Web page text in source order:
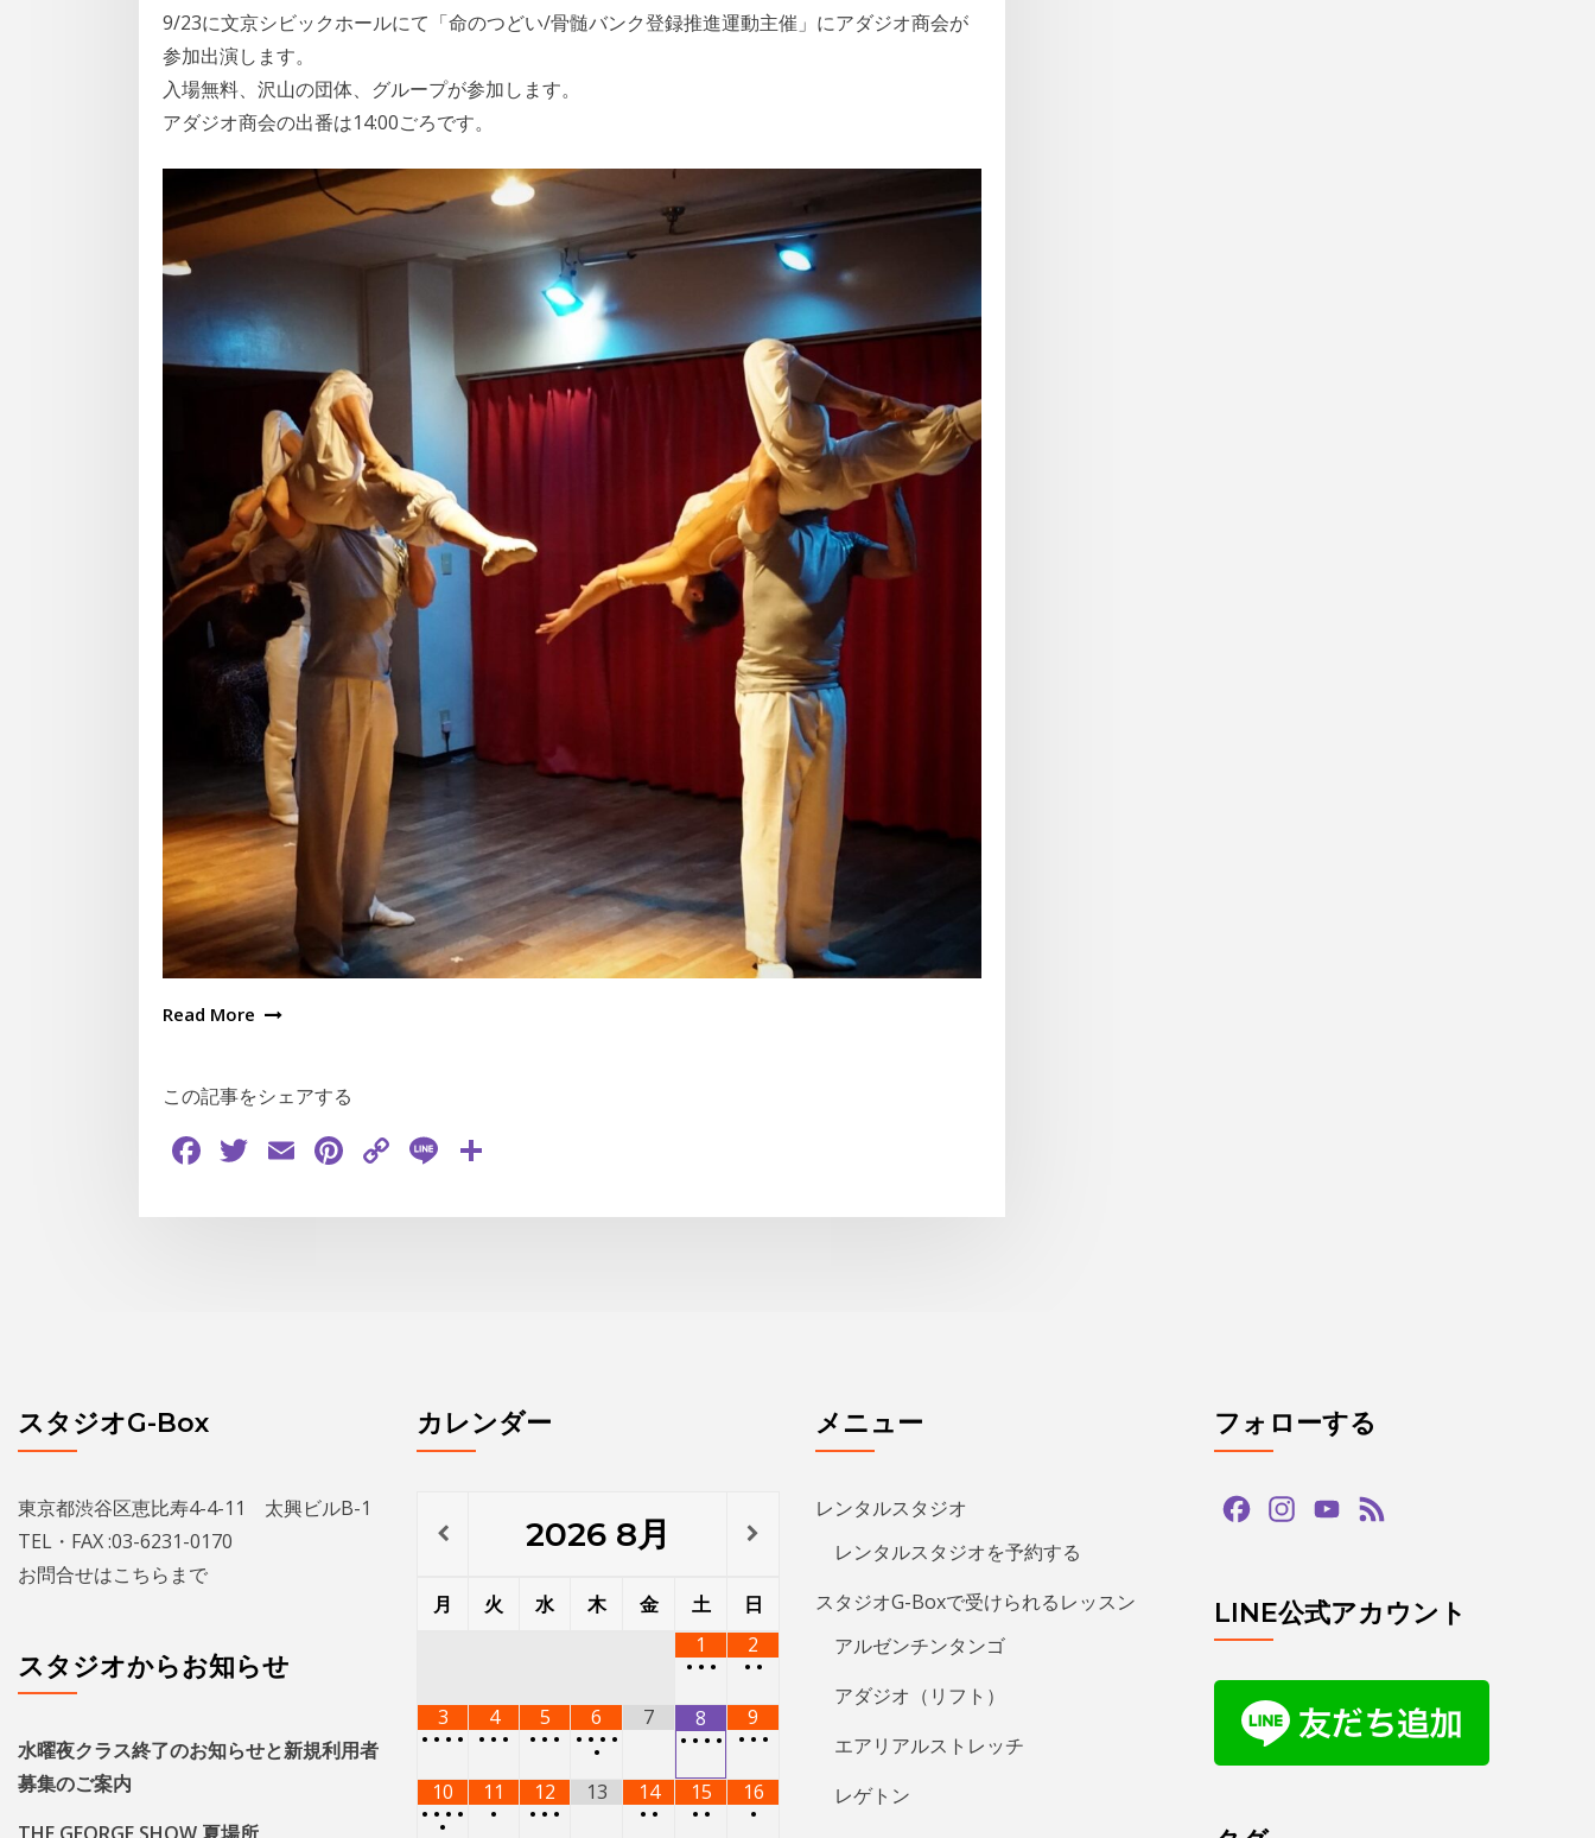
9/23に文京シビックホールにて「命のつどい/骨髄バンク登録推進運動主催」にアダジオ商会が
参加出演します。
入場無料、沢山の団体、グループが参加します。
アダジオ商会の出番は14:00ごろです。
Read More
この記事をシェアする
Facebook
Twitter
EmailPinterest
Copy
Line
スタジオG-Box
東京都渋谷区恵比寿4-4-11 太興ビルB-1
TEL・FAX :03-6231-0170
お問合せはこちら まで
スタジオからお知らせ
水曜夜クラス終了のお知らせと新規利用者
募集のご案内
カレンダー
2026 8月
月 火 水 木 金 土
日
1
•••
2
••
3
••••
4
•••
5
•••
6
••••
•
7
8
••••
9
•••
10
••••
•
11
•
12
•••
13
14
••
15
••
16
•
メニュー
レンタルスタジオ
レンタルスタジオを予約する
スタジオG-Boxで受けられるレッスン
アルゼンチンタンゴ
アダジオ（リフト）
エアリアルストレッチ
レゲトン
フォローする
FacebookInstagramYouTube
LINE公式アカウント